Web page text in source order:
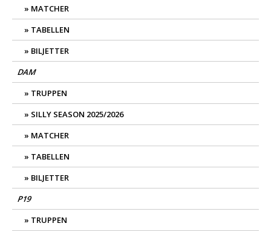
MATCHER
TABELLEN
BILJETTER
DAM
TRUPPEN
SILLY SEASON 2025/2026
MATCHER
TABELLEN
BILJETTER
P19
TRUPPEN